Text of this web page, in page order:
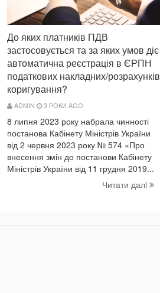
До яких платників ПДВ
застосовується та за яких умов діє
автоматична реєстрація в ЄРПН
податкових накладних/розрахунків
коригування?
ADMIN 3 РОКИ AGO
8 липня 2023 року набрала чинності
постанова Кабінету Міністрів України
від 2 червня 2023 року № 574 «Про
внесення змін до постанови Кабінету
Міністрів України від 11 грудня 2019...
Читати далi